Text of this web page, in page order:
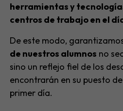
herramientas y
centros de trabajo en el
De este modo,
de nuestros alumnos no
sino un reflejo fiel de los
encontrarán en su puesto
primer día.